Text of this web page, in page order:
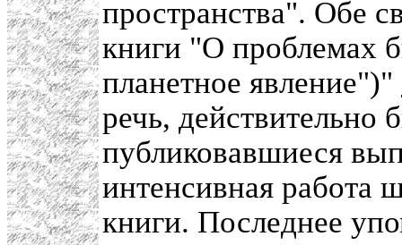
пространства". Обе
книги "О проблемах
планетное явление")"
речь, действительно
публиковавшиеся
интенсивная работа
книги. Последнее